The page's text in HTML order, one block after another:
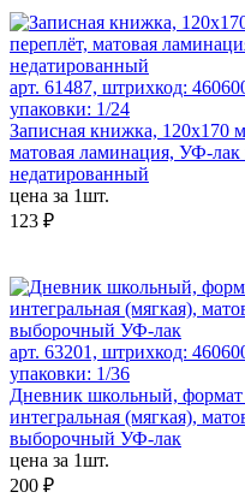
арт. 61487, штрихкод:
упаковки: 1/24
Записная книжка, 120х170
матовая ламинация, УФ-
недатированный
цена за 1шт.
123 ₽
арт. 63201, штрихкод:
упаковки: 1/36
Дневник школьный,
интегральная (мягкая),
выборочный УФ-лак
цена за 1шт.
200 ₽